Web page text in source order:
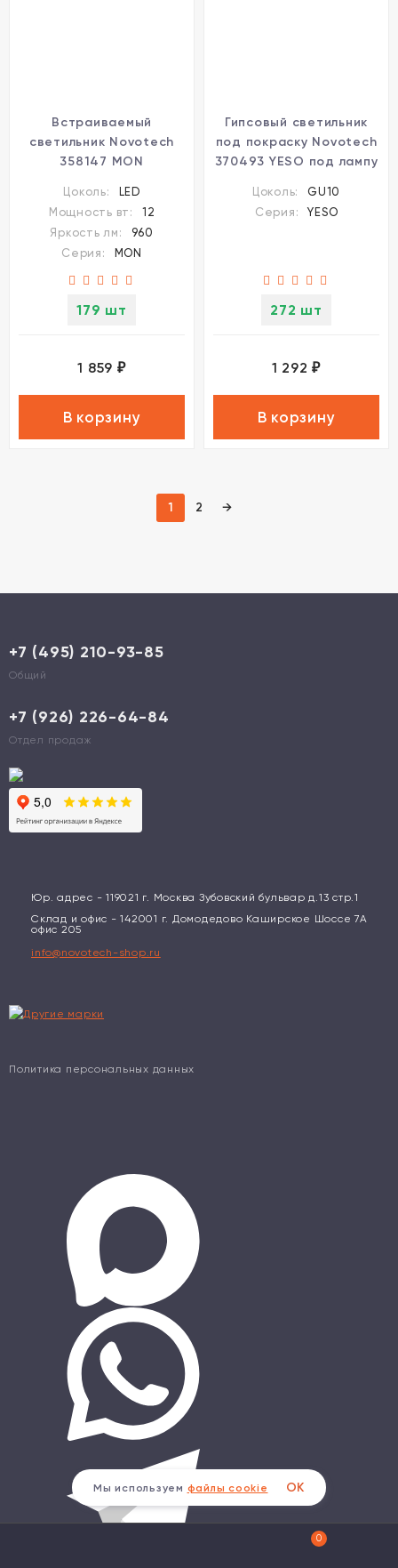
Встраиваемый
светильник Novotech
358147 MON
Цоколь:
LED
Мощность вт:
12
Яркость лм:
960
Серия:
MON
179 шт
1 859 ₽
В корзину
Гипсовый светильник
под покраску Novotech
370493 YESO под лампу
Цоколь:
GU10
Серия:
YESO
272 шт
1 292₽
В корзину
1 2 →
+7 (495) 210-93-85
Общий
+7 (926) 226-64-84
Отдел продаж
Юр. адрес - 119021 г. Москва Зубовский бульвар д.13 стр.1
Склад и офис - 142001 г. Домодедово Каширское Шоссе 7А
офис 205
info@novotech-shop.ru
Политика персональных данных
0
Мы используем файлы cookie ОК